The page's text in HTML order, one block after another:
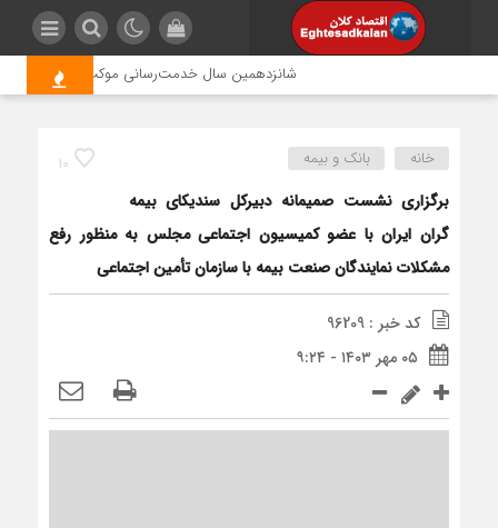
شانزدهمین سال خدمت‌رسانی موکب امام رضا (ع)
10 خانه بانک و بیمه
برگزاری نشست صمیمانه دبیرکل سندیکای بیمه
گران ایران با عضو کمیسیون اجتماعی مجلس به منظور رفع
مشکلات نمایندگان صنعت بیمه با سازمان تأمین اجتماعی
کد خبر : 96209
۰۵ مهر ۱۴۰۳ - ۹:۲۴